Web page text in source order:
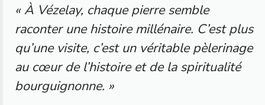
« À Vézelay, chaque pierre semble
raconter une histoire millénaire. C’est plus
qu’une visite, c’est un véritable pèlerinage
au cœur de l’histoire et de la spiritualité
bourguignonne. »